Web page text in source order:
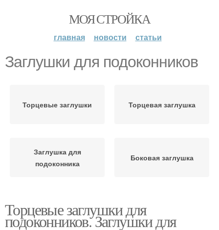
МОЯ СТРОЙКА
главная новости статьи
Заглушки для подоконников
Торцевые заглушки Торцевая заглушка
Заглушка для
подоконника
Боковая заглушка
Торцевые заглушки для
подоконников. Заглушки для